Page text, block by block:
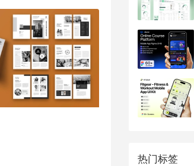
热门标签